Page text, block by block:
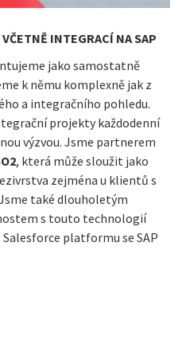
INTEGRACÍ NA SAP
jako samostatně
k němu komplexně jak z
a integračního pohledu.
projekty každodenní
výzvou. Jsme partnerem
, která může sloužit jako
zejména u klientů s
také dlouholetým
s touto technologií
platformu se SAP